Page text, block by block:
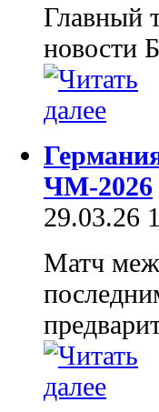
Главный
новости
ЧМ-2026
29.03.26
Матч